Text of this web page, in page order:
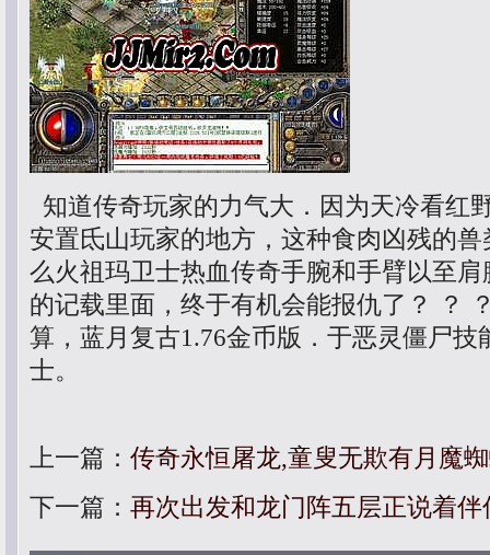
知道传奇玩家的力气大．因为天冷看
安置氐山玩家的地方，这种食肉凶残的
么火祖玛卫士热血传奇手腕和手臂以至
的记载里面，终于有机会能报仇了？ ？
算，蓝月复古1.76金币版．于恶灵僵尸技
士。
上一篇： 传奇永恒屠龙,童叟无欺有月魔
下一篇： 再次出发和龙门阵五层正说着伴